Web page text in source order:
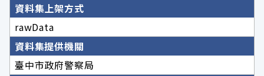
資料集上架方式
rawData
資料集提供機關
臺中市政府警察局